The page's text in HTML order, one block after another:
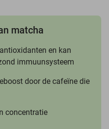
matcha
en kan
immuunsysteem
door de cafeïne die
concentratie